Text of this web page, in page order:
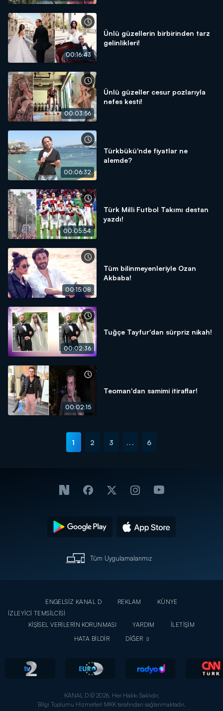
00:16:43
Ünlü güzellerin birbirinden tarz
gelinlikleri!
00:03:56
Ünlü güzeller cesur pozlarıyla
nefes kesti!
00:06:32
Türkbükü'nde fiyatlar ne
alemde?
00:05:54
Türk Milli Futbol Takımı destan
yazdı!
00:15:08
Tüm bilinmeyenleriyle Ozan
Akbaba!
00:02:36
Tuğçe Tayfur'dan sürpriz nikah!
00:02:15
Teoman'dan samimi itiraflar!
1 2 3 ... 6
Tüm Uygulamalarımız
ENGELSİZ KANAL D REKLAM
KÜNYE
İZLEYİCİ TEMSİLCİSİ
KİŞİSEL VERİLERİN KORUNMASI
YARDIM
İLETİŞİM
HATA BİLDİR
DİĞER
KANAL D © 2026. Her Hakkı Saklıdır.
Bilgi Toplumu Hizmetleri MKK tarafından sağlanmaktadır.